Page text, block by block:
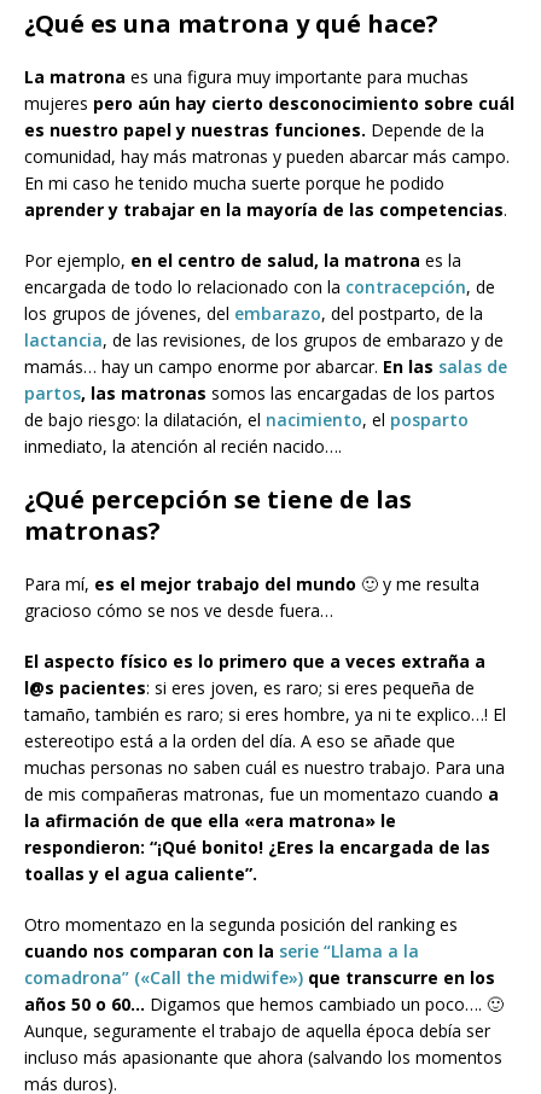
¿Qué es una matrona y qué hace?
La matrona es una figura muy importante para muchas
mujeres pero aún hay cierto desconocimiento sobre cuál
es nuestro papel y nuestras funciones. Depende de la
comunidad, hay más matronas y pueden abarcar más campo.
En mi caso he tenido mucha suerte porque he podido
aprender y trabajar en la mayoría de las competencias.
Por ejemplo, en el centro de salud, la matrona es la
encargada de todo lo relacionado con la contracepción, de
los grupos de jóvenes, del embarazo, del postparto, de la
lactancia, de las revisiones, de los grupos de embarazo y de
mamás… hay un campo enorme por abarcar. En las salas de
partos, las matronas somos las encargadas de los partos
de bajo riesgo: la dilatación, el nacimiento, el posparto
inmediato, la atención al recién nacido….
¿Qué percepción se tiene de las
matronas?
Para mí, es el mejor trabajo del mundo 🙂 y me resulta
gracioso cómo se nos ve desde fuera…
El aspecto físico es lo primero que a veces extraña a
l@s pacientes: si eres joven, es raro; si eres pequeña de
tamaño, también es raro; si eres hombre, ya ni te explico…! El
estereotipo está a la orden del día. A eso se añade que
muchas personas no saben cuál es nuestro trabajo. Para una
de mis compañeras matronas, fue un momentazo cuando a
la afirmación de que ella «era matrona» le
respondieron: “¡Qué bonito! ¿Eres la encargada de las
toallas y el agua caliente”.
Otro momentazo en la segunda posición del ranking es
cuando nos comparan con la serie “Llama a la
comadrona” («Call the midwife») que transcurre en los
años 50 o 60… Digamos que hemos cambiado un poco…. 🙂
Aunque, seguramente el trabajo de aquella época debía ser
incluso más apasionante que ahora (salvando los momentos
más duros).